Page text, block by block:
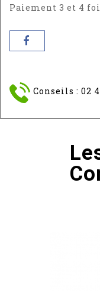
7016
Paiement 3 et 4
Conseils : 02